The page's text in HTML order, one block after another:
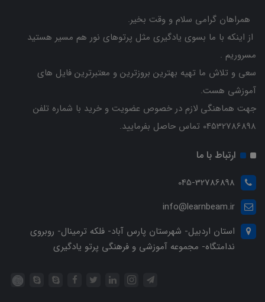
همراهان گرامی سلام و وقت بخیر.
از اینکه با ما بسوی یادگیری مثل پرتوهای نور هم مسیر هستید
مسروریم .
سعی و تلاش ما تهیه بهترین بروزترین و معتبرترین فایل های
آموزشی هست.
جهت هماهنگی لازم در خصوص عضویت و خرید با شماره تلفن
04532786898 تماس حاصل بفرمایید.
ارتباط با ما
045-32786898
info@learnbeam.ir
استان اردبیل- شهرستان پارس آباد- فلکه ترمینال- روبروی
ندامتگاه- مجموعه آموزشی و فرهنگی پرتو یادگیری